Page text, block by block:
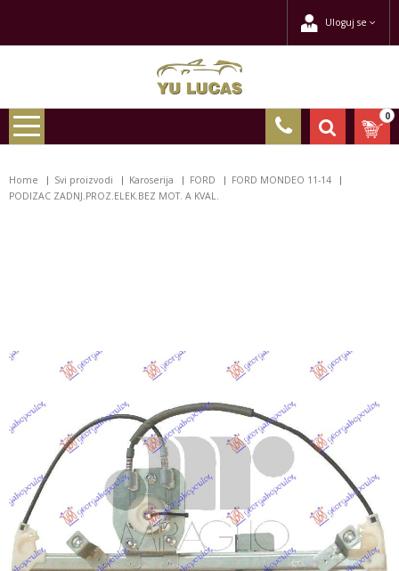
Uloguj se
0
Home Svi proizvodi Karoserija FORD
FORD MONDEO 11-14
PODIZAC ZADNJ.PROZ.ELEK.BEZ MOT. A KVAL.